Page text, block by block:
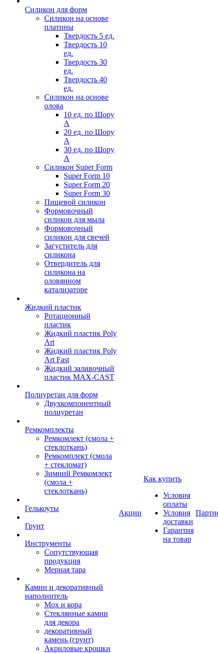
Силикон для форм
Силикон на основе
платины
Твердость 5 ед.
Твердость 10
ед.
Твердость 30
ед.
Твердость 40
ед.
Силикон на основе
олова
10 ед. по Шору
А
20 ед. по Шору
А
30 ед. по Шору
А
Силикон Super Form
Super Form 10
Super Form 20
Super Form 30
Пищевой силикон
Формовочный
силикон для мыла
Формовочный
силикон для свечей
Загуститель для
силикона
Отвердитель для
силикона на
оловянном
катализаторе
Жидкий пластик
Ротационный
пластик
Жидкий пластик Poly
Art
Жидкий пластик Poly
Art Fast
Жидкий заливочный
пластик MAX-CAST
Полиуретан для форм
Двухкомпонентный
полиуретан
Ремкомплекты
Ремкомлект (смола +
стеклоткань)
Ремкомплект (смола
+ стекломат)
Зимний Ремкомлект
(смола +
стеклоткань)
Гелькоуты
Грунт
Инструменты
Сопутствующая
продукция
Мерная тара
Камни и декоративный
наполнитель
Мох и кора
Стеклянные камни
для декора
декоративный
камень (грунт)
Акриловые крошки
Акции
Как купить
Условия
оплаты
Условия
доставки
Гарантия
на товар